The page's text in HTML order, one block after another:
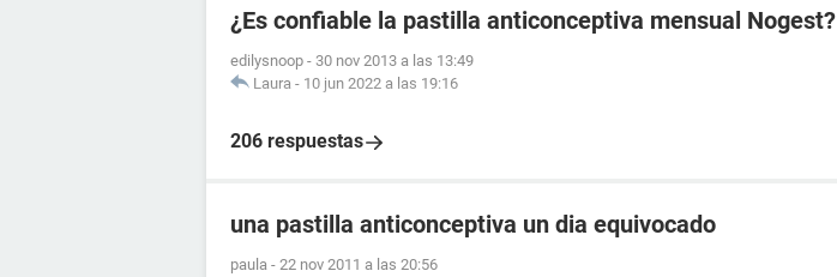
¿Es confiable la pastilla anticonceptiva mensual Nogest?
edilysnoop - 30 nov 2013 a las 13:49
Laura - 10 jun 2022 a las 19:16
206 respuestas
una pastilla anticonceptiva un dia equivocado
paula - 22 nov 2011 a las 20:56